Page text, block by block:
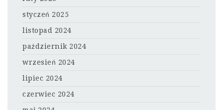
styczeń 2025
listopad 2024
październik 2024
wrzesień 2024
lipiec 2024
czerwiec 2024